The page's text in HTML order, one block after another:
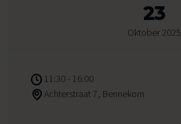
23
Oktober 2025
11:30 - 16:00
Achterstraat 7, Bennekom